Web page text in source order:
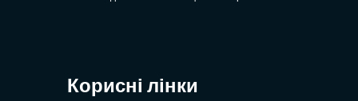
Корисні лінки